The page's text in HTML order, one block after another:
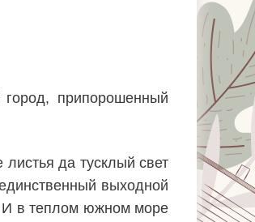
припорошенный
да тусклый свет
выходной
И в теплом южном море